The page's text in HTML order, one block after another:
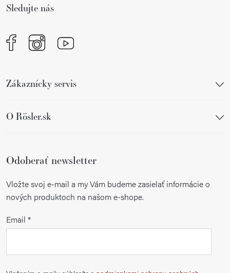
Sledujte nás
Zákaznícky servis
O Rösler.sk
Odoberať newsletter
Vložte svoj e-mail a my Vám budeme zasielať informácie o
nových produktoch na našom e-shope.
Email